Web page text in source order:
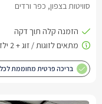
סוויטות בצפון, כפר ורדים
בריכה פרטית מחוממת